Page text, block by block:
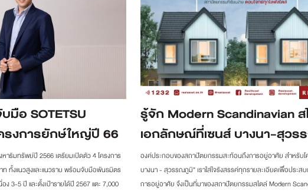
มือ SOTETSU
งการยักษ์ใหญ่ปี 66
าริมทรัพย์ปี 2566 เตรียมเปิดตัว 4 โครงการ
ทั้งแนวสูงและแนวราบ พร้อมจับมือพันธมิตร
3-5 ปี และตั้งเป้ารายได้ปี 2567 แตะ 7,000
รู้จัก Modern Scandinavian ส
เอกลักษณ์ที่เซนส์ บางนา-สุว
องค์ประกอบของสถาปัตยกรรมสะท้อนถึงการอยู่อาศัย สำหรับโ
บางนา - สุวรรณภูมิ” เราใส่ใจรังสรรค์ทุกรายละเอียดเพื่อประส
การอยู่อาศัย จึงเป็นที่มาของสถาปัตยกรรมสไตล์ Modern